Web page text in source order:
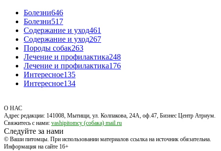
Болезни646
Болезни517
Содержание и уход461
Содержание и уход267
Породы собак263
Лечение и профилактика248
Лечение и профилактика176
Интересное135
Интересное134
О НАС
Адрес редакции: 141008, Мытищи, ул. Колпакова, 24А, оф.47, Бизнес Центр Атриум.
Свяжитесь с нами: vashipitomcy (собака) mail.ru
Следуйте за нами
© Ваши питомцы. При использовании материалов ссылка на источник обязательна.
Информация на сайте 16+